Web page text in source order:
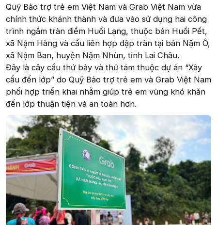
Quỹ Bảo trợ trẻ em Việt Nam và Grab Việt Nam vừa
chính thức khánh thành và đưa vào sử dụng hai công
trình ngầm tràn điểm Huổi Lạng, thuộc bản Huổi Pết,
xã Nậm Hàng và cầu liên hợp đập tràn tại bản Nậm Ô,
xã Nậm Ban, huyện Nậm Nhùn, tỉnh Lai Châu.
Đây là cây cầu thứ bảy và thứ tám thuộc dự án “Xây
cầu đến lớp” do Quỹ Bảo trợ trẻ em và Grab Việt Nam
phối hợp triển khai nhằm giúp trẻ em vùng khó khăn
đến lớp thuận tiện và an toàn hơn.